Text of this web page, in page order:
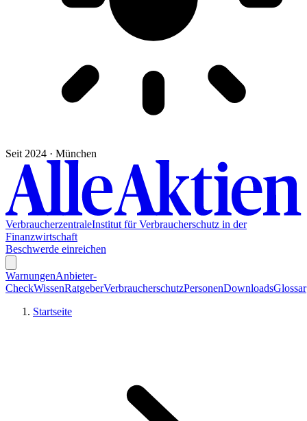
Seit 2024 · München
VerbraucherzentraleInstitut für Verbraucherschutz in der
Finanzwirtschaft
Beschwerde einreichen
WarnungenAnbieter-
CheckWissenRatgeberVerbraucherschutzPersonenDownloadsGlossar
Startseite